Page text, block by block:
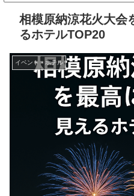
相模原納涼花火大会
るホテルTOP20
イベント・ホテル